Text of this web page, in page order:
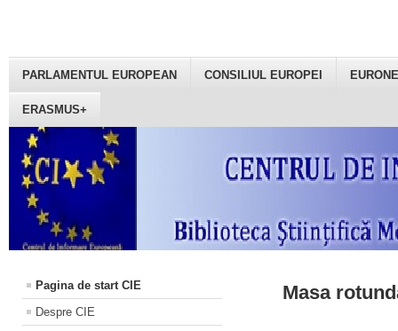
PARLAMENTUL EUROPEAN CONSILIUL EUROPEI
ERASMUS+
Pagina de start CIE
Despre CIE
Masa